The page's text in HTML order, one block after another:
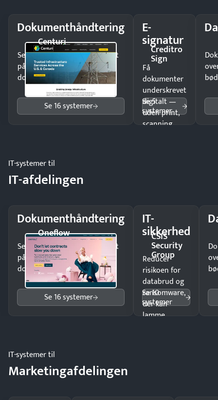
Dokumenthåndtering
Centuri
Send kontrakter til underskrift
på minutter og mist ingen
dokumenter.
Se 16 systemer
E-
signatur
Creditro
Sign
Få
dokumenter
underskrevet
digitalt —
uden print,
scanning
Se 5
systemer
IT-systemer til
IT-afdelingen
Dokumenthåndtering
Oneflow
Send kontrakter til underskrift
på minutter og mist ingen
dokumenter.
Se 16 systemer
IT-
sikkerhed
CSIS
Security
Group
Reducer
risikoen for
databrud og
ransomware,
der kan
lamme
Se 10
systemer
IT-systemer til
Marketingafdelingen